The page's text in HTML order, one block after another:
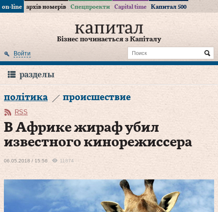
on-line архів номерів Спецпроекти Capital time Капитал 500
Бізнес починається з Капіталу
Войти
разделы
політика происшествие
RSS
В Африке жираф убил
известного кинорежиссера
06.05.2018 / 15:56 11874